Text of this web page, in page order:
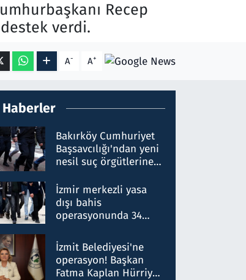
Recep
verdi.
A- A+
Haberler
Bakırköy Cumhuriyet
Başsavcılığı'ndan yeni
nesil suç örgütlerine
hakkında gözaltı kararı
İzmir merkezli yasa
dışı bahis
operasyonunda 34
Milyar liralık para
trafiği tespit edildi
İzmit Belediyesi'ne
operasyon! Başkan
Fatma Kaplan Hürriyet